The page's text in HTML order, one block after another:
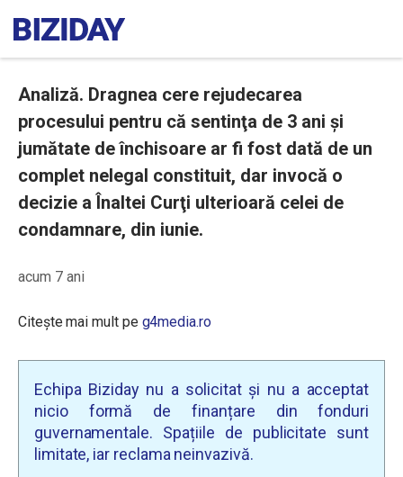
Analiză. Dragnea cere rejudecarea
procesului pentru că sentinţa de 3 ani şi
jumătate de închisoare ar fi fost dată de un
complet nelegal constituit, dar invocă o
decizie a Înaltei Curţi ulterioară celei de
condamnare, din iunie.
acum 7 ani
Citește mai mult pe g4media.ro
Echipa Biziday nu a solicitat și nu a acceptat
nicio formă de finanțare din fonduri
guvernamentale. Spațiile de publicitate sunt
limitate, iar reclama neinvazivă.